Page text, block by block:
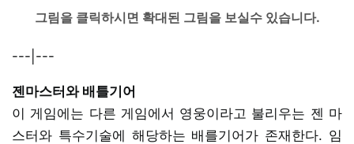
그림을 클릭하시면 확대된 그림을 보실수 있습니다.
---|---
젠마스터와 배틀기어
이 게임에는 다른 게임에서 영웅이라고 불리우는 젠 마
스터와 특수기술에 해당하는 배를기어가 존재한다. 임